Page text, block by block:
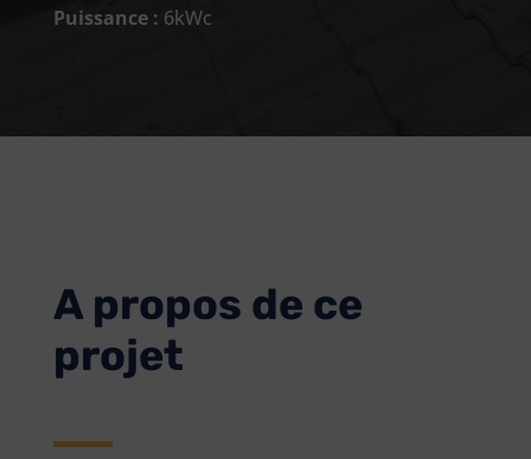
Puissance : 6kWc
A propos de ce
projet